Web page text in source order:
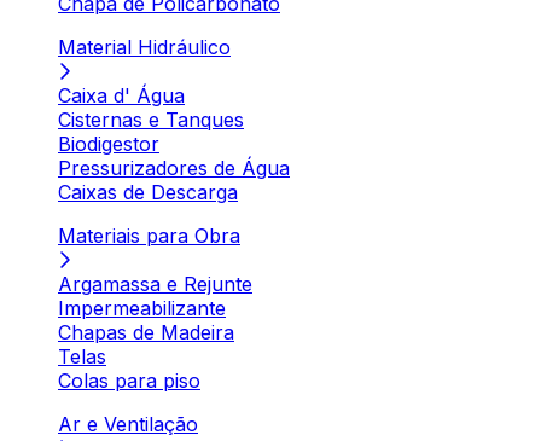
Material Hidráulico
Caixa d' Água
Cisternas e Tanques
Biodigestor
Pressurizadores de Água
Caixas de Descarga
Materiais para Obra
Argamassa e Rejunte
Impermeabilizante
Chapas de Madeira
Telas
Colas para piso
Ar e Ventilação